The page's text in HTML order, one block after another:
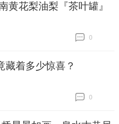
黄花梨油梨『茶叶罐』
0
藏着多少惊喜？
0